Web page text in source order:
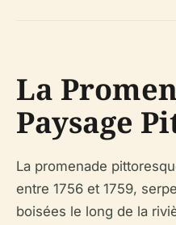
La
Paysage
La promenade
entre 1756 et 1759,
boisées le long de la